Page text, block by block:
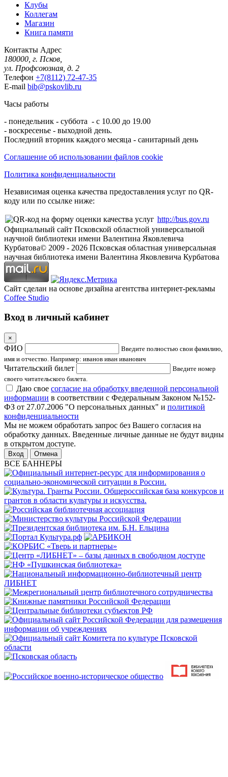
Клубы
Коллегам
Магазин
Книга памяти
Контакты Адрес
180000, г. Псков,
ул. Профсоюзная, д. 2
Телефон +7(8112) 72-47-35
E-mail bib@pskovlib.ru
Часы работы
- понедельник - суббота - с 10.00 до 19.00
- воскресенье - выходной день.
Последний вторник каждого месяца - санитарный день
Соглашение об использовании файлов cookie
Политика конфиденциальности
Независимая оценка качества предоставления услуг по QR-
коду или по ссылке ниже:
http://bus.gov.ru
Официальный сайт Псковской областной универсальной
научной библиотеки имени Валентина Яковлевича
Курбатова© 2009 - 2026 Псковская областная универсальная
научная библиотека имени Валентина Яковлевича Курбатова
Сайт сделан на основе дизайна агентства интернет-рекламы
Coffee Studio
Вход в личный кабинет
×
ФИО
Введите полностью свои фамилию,
имя и отчество. Например: иванов иван иванович
Читательский билет
Введите номер
своего читательского билета.
Даю свое согласие на обработку введенной персональной
информации в соответствии с Федеральным Законом №152-
ФЗ от 27.07.2006 "О персональных данных" и политикой
конфиденциальности
Мы не можем обработать запрос без Вашего согласия на
обработку данных. Введенные личные данные не будут видны
в открытом доступе.
Отмена
ВСЕ БАННЕРЫ